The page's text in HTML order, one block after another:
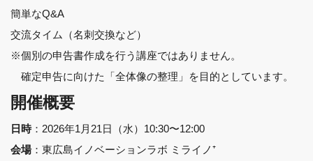
簡単なQ&A
交流タイム（名刺交換など）
※個別の申告書作成を行う講座ではありません。
確定申告に向けた「全体像の整理」を目的としています。
開催概要
日時：2026年1月21日（水）10:30〜12:00
会場：東広島イノベーションラボ ミライノ⁺